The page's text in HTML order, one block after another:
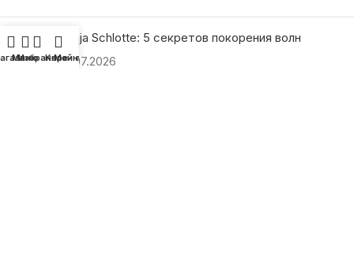
Ranja Schlotte: 5 секретов покорения волн
13.07.2026
Меню
Избранное
Корзина
Мой аккаунт